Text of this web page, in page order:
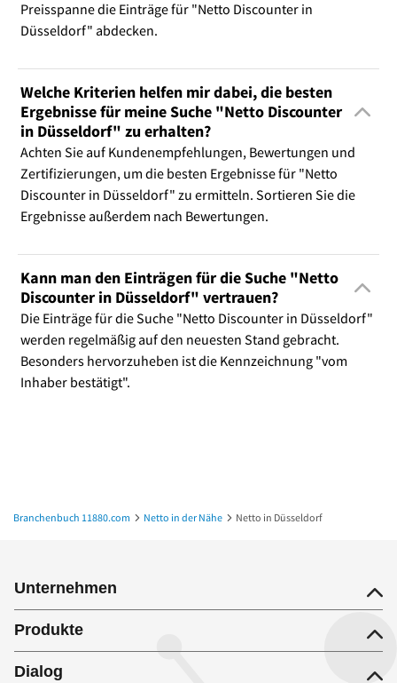
Preisspanne die Einträge für "Netto Discounter in
Düsseldorf" abdecken.
Welche Kriterien helfen mir dabei, die besten
Ergebnisse für meine Suche "Netto Discounter
in Düsseldorf" zu erhalten?
Achten Sie auf Kundenempfehlungen, Bewertungen und
Zertifizierungen, um die besten Ergebnisse für "Netto
Discounter in Düsseldorf" zu ermitteln. Sortieren Sie die
Ergebnisse außerdem nach Bewertungen.
Kann man den Einträgen für die Suche "Netto
Discounter in Düsseldorf" vertrauen?
Die Einträge für die Suche "Netto Discounter in Düsseldorf"
werden regelmäßig auf den neuesten Stand gebracht.
Besonders hervorzuheben ist die Kennzeichnung "vom
Inhaber bestätigt".
Branchenbuch 11880.com Netto in der Nähe Netto in Düsseldorf
Unternehmen
Produkte
Dialog